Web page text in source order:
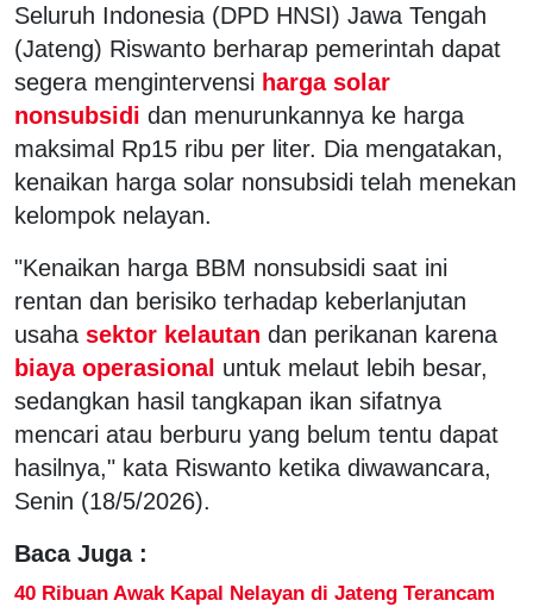
Seluruh Indonesia (DPD HNSI) Jawa Tengah
(Jateng) Riswanto berharap pemerintah dapat
segera mengintervensi harga solar
nonsubsidi dan menurunkannya ke harga
maksimal Rp15 ribu per liter. Dia mengatakan,
kenaikan harga solar nonsubsidi telah menekan
kelompok nelayan.
"Kenaikan harga BBM nonsubsidi saat ini
rentan dan berisiko terhadap keberlanjutan
usaha sektor kelautan dan perikanan karena
biaya operasional untuk melaut lebih besar,
sedangkan hasil tangkapan ikan sifatnya
mencari atau berburu yang belum tentu dapat
hasilnya," kata Riswanto ketika diwawancara,
Senin (18/5/2026).
Baca Juga :
40 Ribuan Awak Kapal Nelayan di Jateng Terancam